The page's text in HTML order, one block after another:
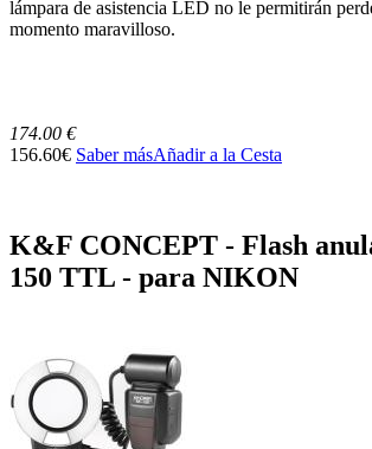
lámpara de asistencia LED no le permitirán
momento maravilloso.
174.00 €
156.60€ Saber másAñadir a la Cesta
K&F CONCEPT - Flash
150 TTL - para NIKON